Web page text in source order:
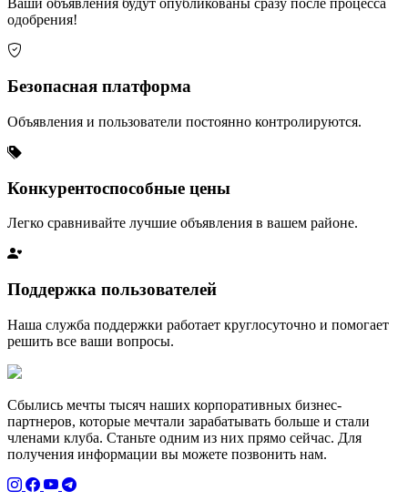
Ваши объявления будут опубликованы сразу после процесса
одобрения!
Безопасная платформа
Объявления и пользователи постоянно контролируются.
Конкурентоспособные цены
Легко сравнивайте лучшие объявления в вашем районе.
Поддержка пользователей
Наша служба поддержки работает круглосуточно и помогает
решить все ваши вопросы.
Сбылись мечты тысяч наших корпоративных бизнес-
партнеров, которые мечтали зарабатывать больше и стали
членами клуба. Станьте одним из них прямо сейчас. Для
получения информации вы можете позвонить нам.